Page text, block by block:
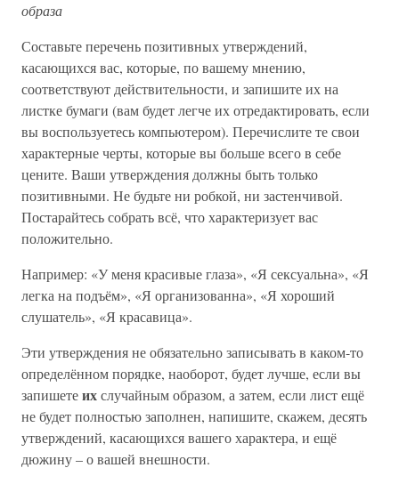
образа
Составьте перечень позитивных утверждений,
касающихся вас, которые, по вашему мнению,
соответствуют действительности, и запишите их на
листке бумаги (вам будет легче их отредактировать, если
вы воспользуетесь компьютером). Перечислите те свои
характерные черты, которые вы больше всего в себе
цените. Ваши утверждения должны быть только
позитивными. Не будьте ни робкой, ни застенчивой.
Постарайтесь собрать всё, что характеризует вас
положительно.
Например: «У меня красивые глаза», «Я сексуальна», «Я
легка на подъём», «Я организованна», «Я хороший
слушатель», «Я красавица».
Эти утверждения не обязательно записывать в каком-то
определённом порядке, наоборот, будет лучше, если вы
запишетеихслучайным образом, а затем, если лист ещё
не будет полностью заполнен, напишите, скажем, десять
утверждений, касающихся вашего характера, и ещё
дюжину – о вашей внешности.